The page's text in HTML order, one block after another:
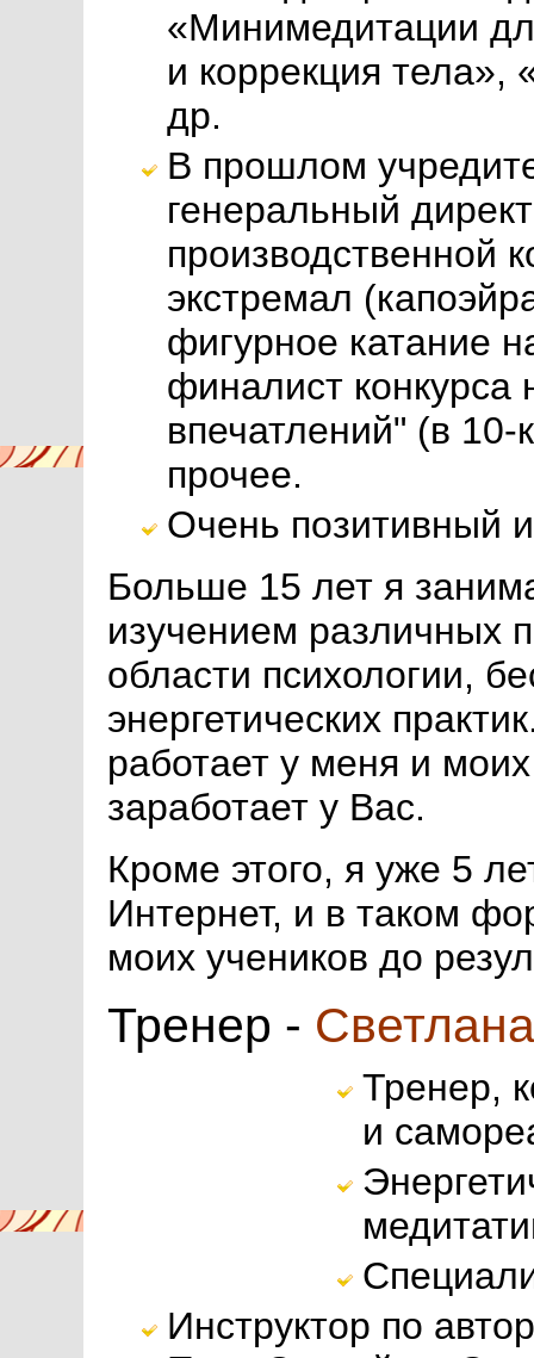
«Минимедитации
и коррекция тела»,
др.
В прошлом
генеральный
производственной
экстремал
фигурное катание
финалист конкурса
впечатлений" (в 10-
прочее.
Очень позитивный
Больше 15 лет я
изучением различных
области психологии,
энергетических
работает у меня и
заработает у Вас.
Кроме этого, я уже 5
Интернет, и в таком
моих учеников до
Тренер -
Тренер,
и
Инструктор по